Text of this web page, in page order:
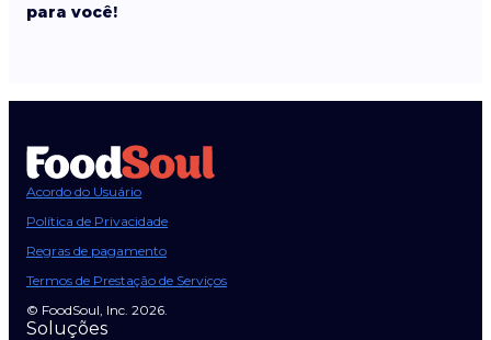
para você!
Acordo do Usuário
Política de Privacidade
Regras de pagamento
Termos de Prestação de Serviços
© FoodSoul, Inc. 2026.
Soluções